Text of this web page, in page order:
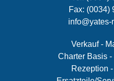
Fax: (0034)
Verkauf -
Charter Basis
Rezeption